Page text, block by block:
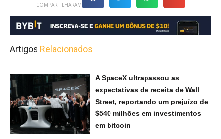
COMPARTILHARAM
Artigos Relacionados
A SpaceX ultrapassou as
expectativas de receita de Wall
Street, reportando um prejuízo de
$540 milhões em investimentos
em bitcoin